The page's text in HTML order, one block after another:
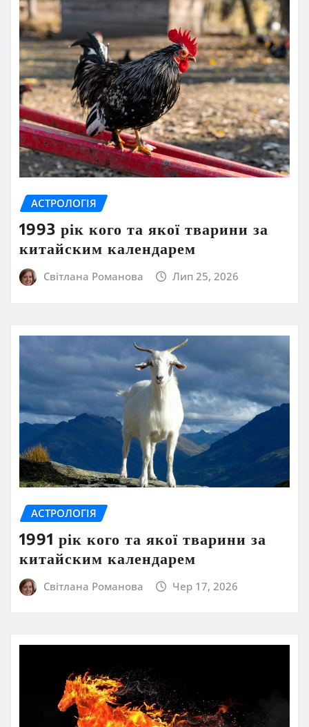
АСТРОЛОГІЯ
1993 рік кого та якої тварини за
китайским календарем
Світлана Романова Лип 25, 2026
АСТРОЛОГІЯ
1991 рік кого та якої тварини за
китайским календарем
Світлана Романова Чер 17, 2026